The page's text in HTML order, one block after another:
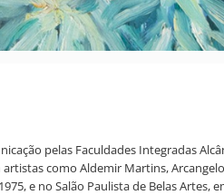
pelas Faculdades Integradas
como Aldemir Martins,
e no Salão Paulista de Belas Artes,